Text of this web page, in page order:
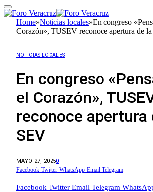
Home»Noticias locales»En congreso
Corazón», TUSEV reconoce apertura de
NOTICIAS LOCALES
En congreso
el Corazón»,
reconoce apertura
SEV
MAYO 27, 20250
Facebook Twitter WhatsApp Email Telegram
Facebook Twitter Email Telegram